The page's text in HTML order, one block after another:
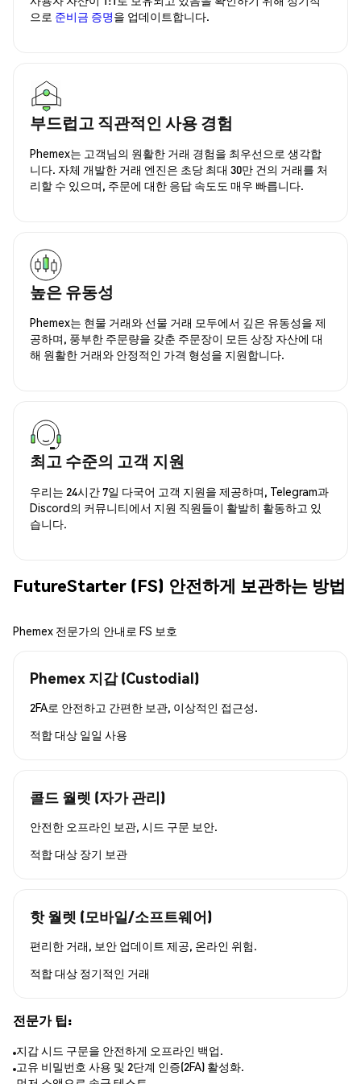
으로 준비금 증명을 업데이트합니다.
부드럽고 직관적인 사용 경험
Phemex는 고객님의 원활한 거래 경험을 최우선으로 생각합
니다. 자체 개발한 거래 엔진은 초당 최대 30만 건의 거래를 처
리할 수 있으며, 주문에 대한 응답 속도도 매우 빠릅니다.
높은 유동성
Phemex는 현물 거래와 선물 거래 모두에서 깊은 유동성을 제
공하며, 풍부한 주문량을 갖춘 주문장이 모든 상장 자산에 대
해 원활한 거래와 안정적인 가격 형성을 지원합니다.
최고 수준의 고객 지원
우리는 24시간 7일 다국어 고객 지원을 제공하며, Telegram과
Discord의 커뮤니티에서 지원 직원들이 활발히 활동하고 있
습니다.
FutureStarter (FS) 안전하게 보관하는 방법
Phemex 전문가의 안내로 FS 보호
Phemex 지갑 (Custodial)
2FA로 안전하고 간편한 보관, 이상적인 접근성.
적합 대상 일일 사용
콜드 월렛 (자가 관리)
안전한 오프라인 보관, 시드 구문 보안.
적합 대상 장기 보관
핫 월렛 (모바일/소프트웨어)
편리한 거래, 보안 업데이트 제공, 온라인 위험.
적합 대상 정기적인 거래
전문가 팁:
지갑 시드 구문을 안전하게 오프라인 백업.
고유 비밀번호 사용 및 2단계 인증(2FA) 활성화.